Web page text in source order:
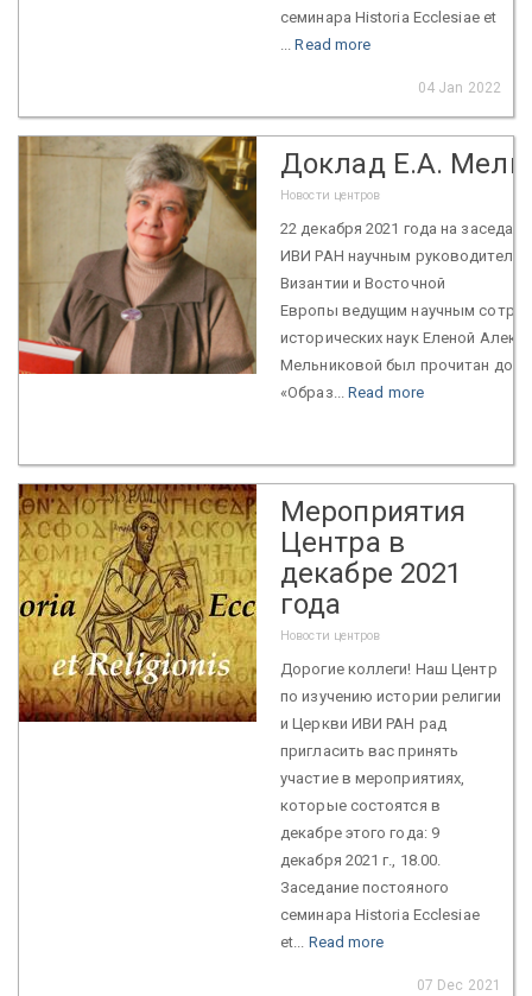
семинара Historia Ecclesiae et
...Read more
04 Jan 2022
Доклад Е.А.
Новости центров
22 декабря 2021 года на
ИВИ РАН научным
Византии и Восточной
Европы ведущим научным
исторических наук Еленой
Мельниковой был прочитан
«Образ... Read more
Мероприятия
Центра в
декабре 2021
года
Новости центров
Дорогие коллеги! Наш Центр
по изучению истории религии
и Церкви ИВИ РАН рад
пригласить вас принять
участие в мероприятиях,
которые состоятся в
декабре этого года: 9
декабря 2021 г., 18.00.
Заседание постояного
семинара Historia Ecclesiae
et... Read more
07 Dec 2021